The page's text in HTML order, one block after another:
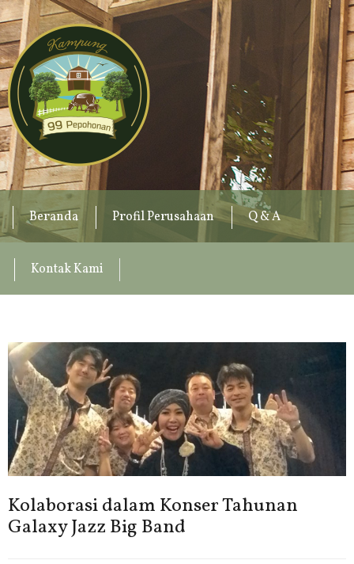
Beranda Profil Perusahaan Q & A
Kontak Kami
Kolaborasi dalam Konser Tahunan
Galaxy Jazz Big Band